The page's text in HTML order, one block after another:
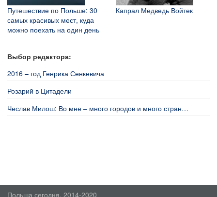
Путешествие по Польше: 30
самых красивых мест, куда
можно поехать на один день
Капрал Медведь Войтек
Выбор редактора:
2016 – год Генрика Сенкевича
Розарий в Цитадели
Чеслав Милош: Во мне – много городов и много стран…
Польша сегодня, 2014-2020